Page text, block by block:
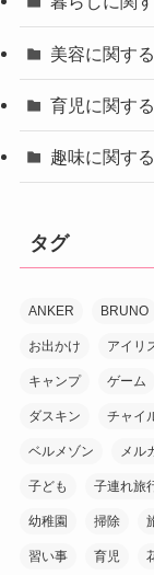
美容に関す
育児に関す
趣味に関す
タグ
ANKER BRUNO
お出かけ アイリ
キャンプ ゲーム
ダスキン チャイ
ベルメゾン メル
子ども 子連れ旅
幼稚園 掃除
習い事 育児